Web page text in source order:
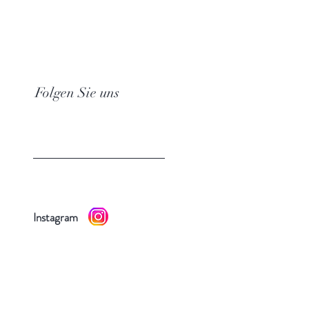
Folgen Sie uns
Instagram